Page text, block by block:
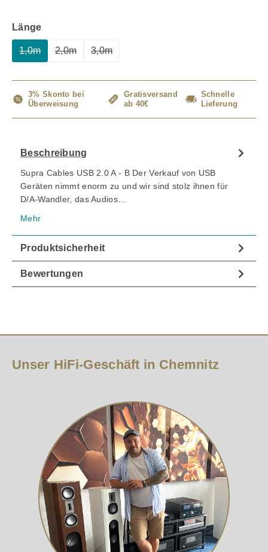
Längeauswählen
1,0m
(Diese Option ist zurzeit nicht verfügbar.)
2,0m
(Diese Option ist zurzeit nicht verfügbar.)
3,0m
3% Skonto bei
Überweisung
Gratisversand
ab 40€
Schnelle
Lieferung
Beschreibung
Supra Cables USB 2.0 A - B Der Verkauf von USB
Geräten nimmt enorm zu und wir sind stolz ihnen für
D/A-Wandler, das Audios…
Mehr
Produktsicherheit
Bewertungen
Unser HiFi-Geschäft in Chemnitz